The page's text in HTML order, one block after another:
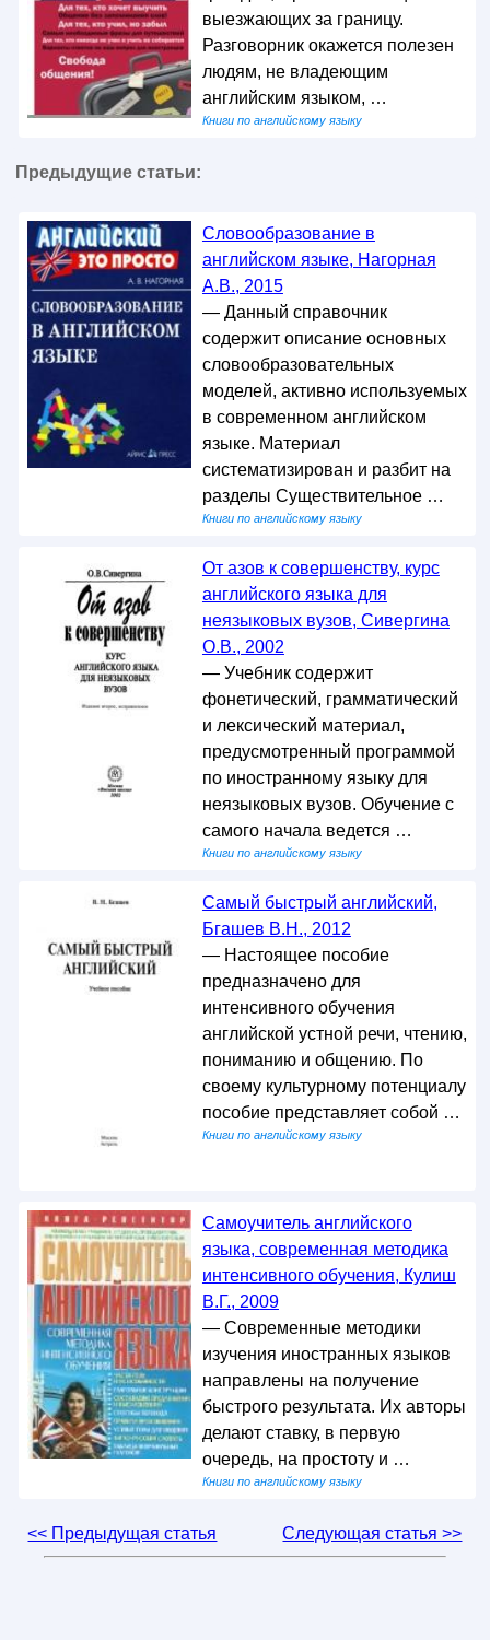
выезжающих за границу.
Разговорник окажется полезен
людям, не владеющим
английским языком, …
Книги по английскому языку
Предыдущие статьи:
Словообразование в
английском языке, Нагорная
А.В., 2015
— Данный справочник
содержит описание основных
словообразовательных
моделей, активно используемых
в современном английском
языке. Материал
систематизирован и разбит на
разделы Существительное …
Книги по английскому языку
От азов к совершенству, курс
английского языка для
неязыковых вузов, Сивергина
О.В., 2002
— Учебник содержит
фонетический, грамматический
и лексический материал,
предусмотренный программой
по иностранному языку для
неязыковых вузов. Обучение с
самого начала ведется …
Книги по английскому языку
Самый быстрый английский,
Бгашев В.Н., 2012
— Настоящее пособие
предназначено для
интенсивного обучения
английской устной речи, чтению,
пониманию и общению. По
своему культурному потенциалу
пособие представляет собой …
Книги по английскому языку
Самоучитель английского
языка, современная методика
интенсивного обучения, Кулиш
В.Г., 2009
— Современные методики
изучения иностранных языков
направлены на получение
быстрого результата. Их авторы
делают ставку, в первую
очередь, на простоту и …
Книги по английскому языку
<< Предыдущая статья Следующая статья >>